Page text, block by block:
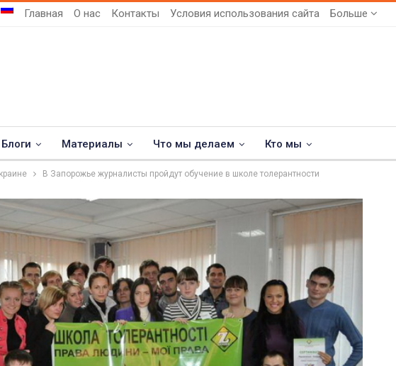
Главная О нас Контакты Условия использования сайта Больше
Блоги Материалы Что мы делаем Кто мы
В Запорожье журналисты пройдут обучение в школе толерантности